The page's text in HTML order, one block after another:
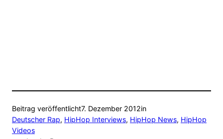
Beitrag veröffentlicht7. Dezember 2012in
Deutscher Rap, HipHop Interviews, HipHop News, HipHop
Videos